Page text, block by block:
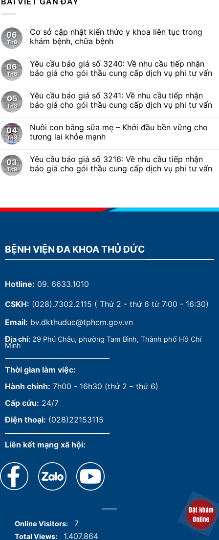
06
Th8
Cơ sở cập nhật kiến thức y khoa liên tục trong
khám bệnh, chữa bệnh
06
Th8
Yêu cầu báo giá số 3240: Về nhu cầu tiếp nhận
báo giá cho gói thầu cung cấp dịch vụ phi tư vấn
05
Th8
Yêu cầu báo giá số 3241: Về nhu cầu tiếp nhận
báo giá cho gói thầu cung cấp dịch vụ phi tư vấn
04
Th8
Nuôi con bằng sữa mẹ – Khởi đầu bền vững cho
tương lai khỏe mạnh
03
Th8
Yêu cầu báo giá số 3216: Về nhu cầu tiếp nhận
báo giá cho gói thầu cung cấp dịch vụ phi tư vấn
BỆNH VIỆN ĐA KHOA THỦ ĐỨC
Hotline: 09. 6633.1010
CSKH: (028).7302.2115 ( Thứ 2 - thứ 6 từ 7:00 - 16:30)
Email: bv.dkthuduc@tphcm.gov.vn
Địa chỉ: 29 Phú Châu, phường Tam Bình, Thành phố Hồ Chí
Minh
Thời gian làm việc:
Hành chính: 7h00 - 16h30 (thứ 2 – thứ 6)
Cấp cứu: 24/7
Điện thoại: (028)22153115
Liên kết mạng xã hội:
Online Visitors: 7
Total Views: 1.407.864